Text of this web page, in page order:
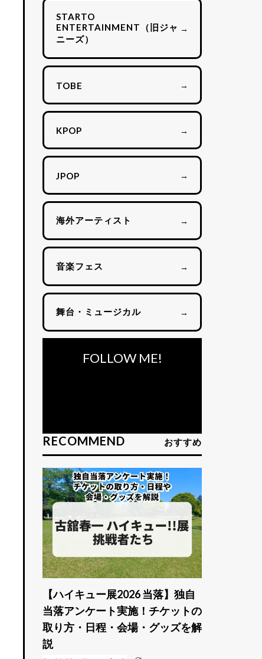
STARTO
ENTERTAINMENT（旧ジャ
ニーズ）
→
TOBE →
KPOP →
JPOP →
海外アーティスト →
音楽フェス →
舞台・ミュージカル →
FOLLOW ME!
RECOMMEND おすすめ
【ハイキュー展2026 当落】独自
当落アンケート実施！チケットの
取り方・日程・会場・グッズを解
説